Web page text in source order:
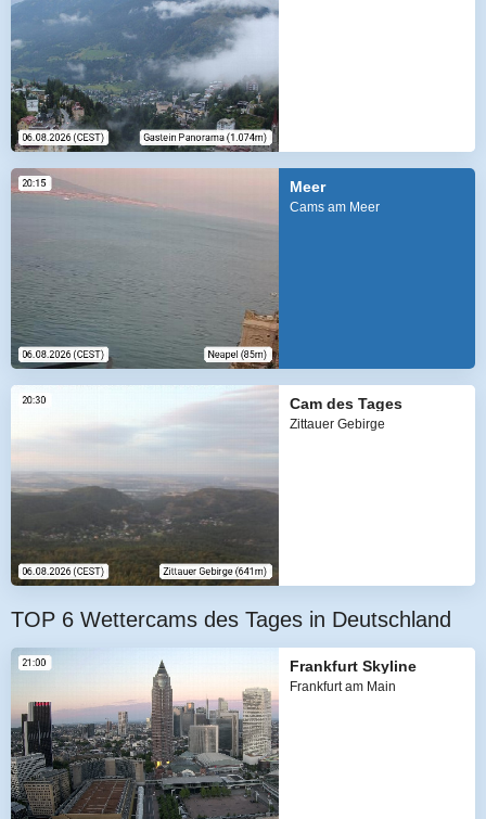
Meer
Cams am Meer
Cam des Tages
Zittauer Gebirge
TOP 6 Wettercams des Tages in Deutschland
Frankfurt Skyline
Frankfurt am Main